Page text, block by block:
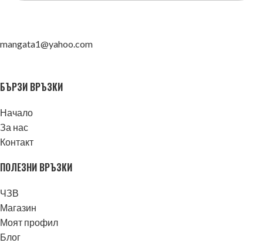
mangata1@yahoo.com
БЪРЗИ ВРЪЗКИ
Начало
За нас
Контакт
ПОЛЕЗНИ ВРЪЗКИ
ЧЗВ
Магазин
Моят профил
Блог